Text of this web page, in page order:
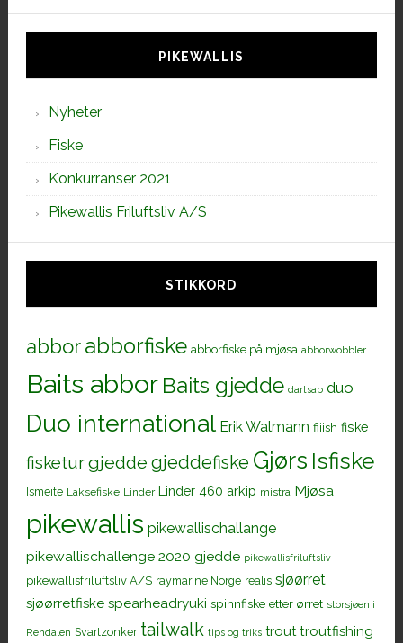
PIKEWALLIS
Nyheter
Fiske
Konkurranser 2021
Pikewallis Friluftsliv A/S
STIKKORD
abborabborfiske abborfiske på mjøsa abborwobbler
Baits abbor Baits gjedde dartsab duo
Duo international Erik Walmann fiiish fiske
fisketurgjedde gjeddefiske Gjørs Isfiske
Ismeite Laksefiske Linder Linder 460 arkip mistra Mjøsa
pikewallis pikewallischallange
pikewallischallenge 2020 gjedde pikewallisfriluftsliv
pikewallisfriluftsliv A/S raymarine Norge realis sjøørret
sjøørretfiske spearheadryuki spinnfiske etter ørret storsjøen i
Rendalen Svartzonker tailwalk tips og triks trout troutfishing